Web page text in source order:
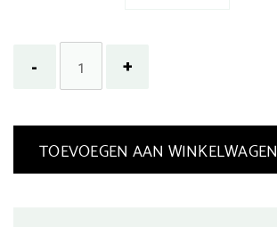
TOEVOEGEN AAN WINKELWAGEN